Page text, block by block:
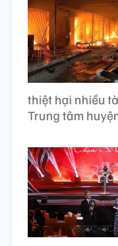
thiệt hại nhiều
Trung tâm